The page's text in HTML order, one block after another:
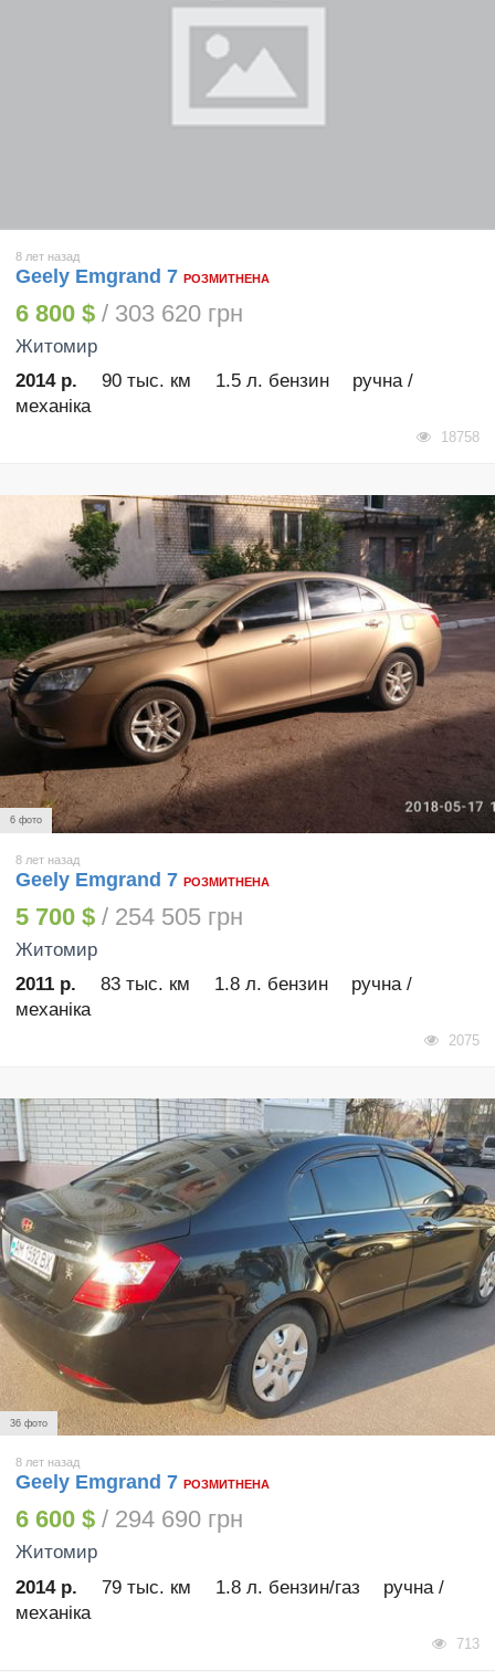
8 лет назад
Geely Emgrand 7 РОЗМИТНЕНА
6 800 $ / 303 620 грн
Житомир
2014 р.
90 тыс. км 1.5 л. бензин
ручна /
механіка
18758
6 фото
8 лет назад
Geely Emgrand 7 РОЗМИТНЕНА
5 700 $ / 254 505 грн
Житомир
2011 р.
83 тыс. км 1.8 л. бензин
ручна /
механіка
2075
36 фото
8 лет назад
Geely Emgrand 7 РОЗМИТНЕНА
6 600 $ / 294 690 грн
Житомир
2014 р.
79 тыс. км 1.8 л. бензин/газ
ручна /
механіка
713